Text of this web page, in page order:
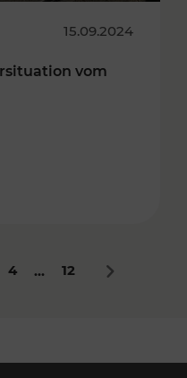
15.09.2024
vom
4 ... 12 Nächstes